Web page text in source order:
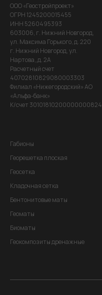
ООО «Геостройпроект»
ОГРН 1245200015455
ИНН 5260495393
603006, г. Нижний Новгород,
ул. Максима Горького, д. 220
г. Нижний Новгород, ул.
Нартова,,д. 2А
Расчетный счет
40702810829080003303
Филиал «Нижегородский» АО
«Альфа-банк»
К/счет 30101810200000000824
Габионы
Георешетка плоская
Геосетка
Кладочная сетка
Бентонитовые маты
Геоматы
Биоматы
Геокомпозиты дренажные